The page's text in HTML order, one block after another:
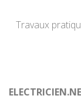
Travaux